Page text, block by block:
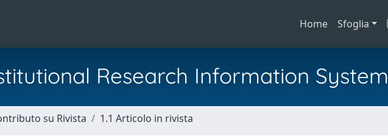
Home Sfoglia
Research Information System
su Rivista 1.1 Articolo in rivista